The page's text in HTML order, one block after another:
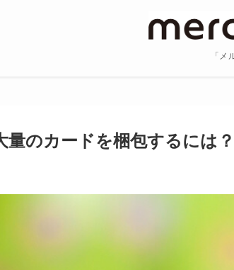
「
量のカードを梱包するには